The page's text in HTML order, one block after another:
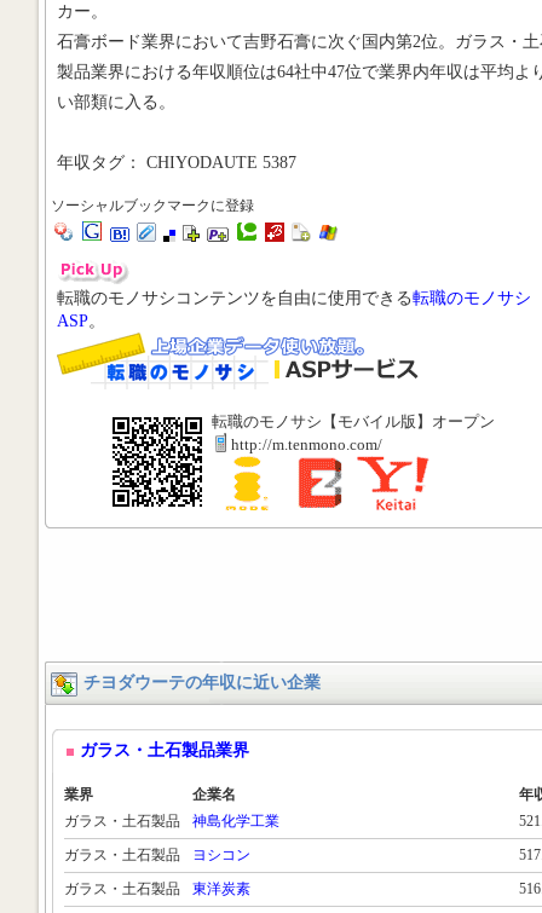
カー。
石膏ボード業界において吉野石膏に次ぐ国内第2位。ガラス・
製品業界における年収順位は64社中47位で業界内年収は平均よ
い部類に入る。
年収タグ： CHIYODAUTE 5387
ソーシャルブックマークに登録
転職のモノサシコンテンツを自由に使用できる転職のモノサシ
ASP。
転職のモノサシ【モバイル版】オープン
http://m.tenmono.com/
チヨダウーテの年収に近い企業
ガラス・土石製品業界
業界 企業名
年
ガラス・土石製品
神島化学工業
ガラス・土石製品
ヨシコン
ガラス・土石製品
東洋炭素